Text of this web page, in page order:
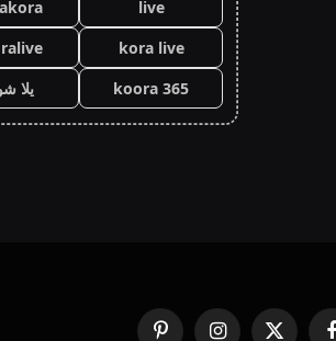
live
kora live
koora 365
يلا